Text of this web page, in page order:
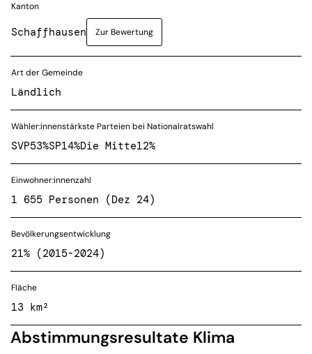
Kanton
Schaffhausen Zur Bewertung
Art der Gemeinde
Ländlich
Wähler:innenstärkste Parteien bei Nationalratswahl
SVP53%SP14%Die Mitte12%
Einwohner:innenzahl
1 655 Personen (Dez 24)
Bevölkerungsentwicklung
21% (2015-2024)
Fläche
13 km²
Abstimmungsresultate Klima